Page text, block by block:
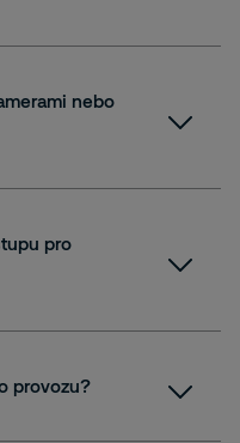
nebo
pro
provozu?